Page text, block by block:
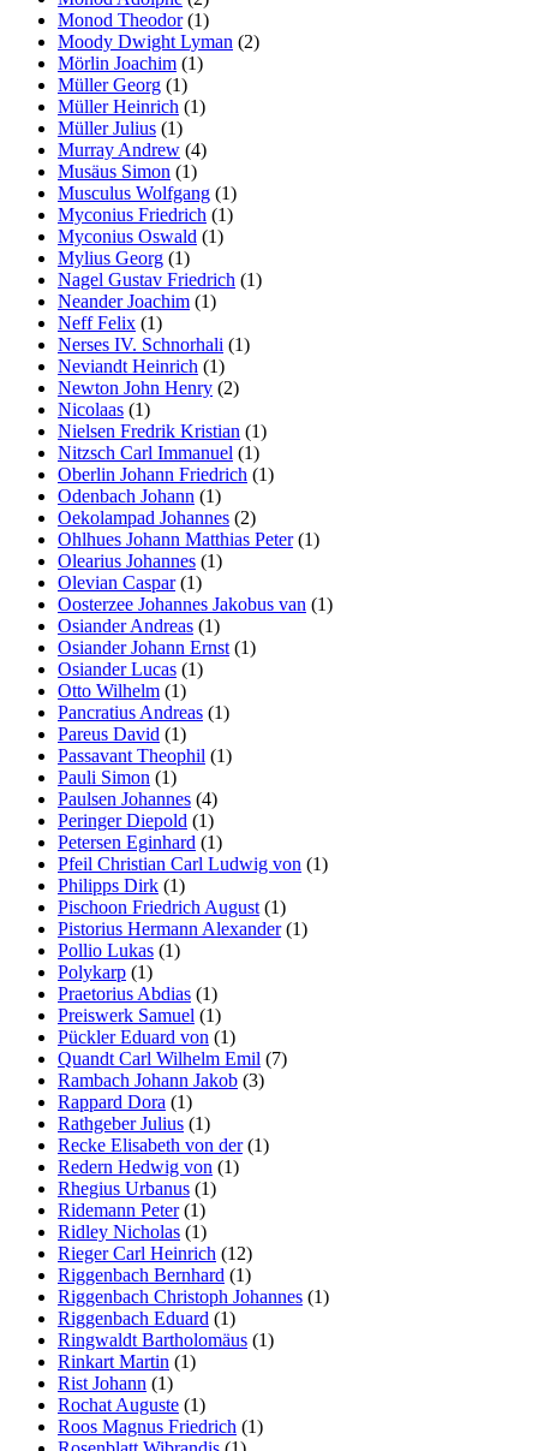
Monod Theodor(1)
Moody Dwight Lyman (2)
Mörlin Joachim (1)
Müller Georg (1)
Müller Heinrich (1)
Müller Julius (1)
Murray Andrew (4)
Musäus Simon (1)
Musculus Wolfgang (1)
Myconius Friedrich (1)
Myconius Oswald (1)
Mylius Georg (1)
Nagel Gustav Friedrich (1)
Neander Joachim (1)
Neff Felix (1)
Nerses IV. Schnorhali (1)
Neviandt Heinrich (1)
Newton John Henry (2)
Nicolaas (1)
Nielsen Fredrik Kristian (1)
Nitzsch Carl Immanuel (1)
Oberlin Johann Friedrich (1)
Odenbach Johann (1)
Oekolampad Johannes (2)
Ohlhues Johann Matthias Peter(1)
Olearius Johannes (1)
Olevian Caspar(1)
Oosterzee Johannes Jakobus van (1)
Osiander Andreas (1)
Osiander Johann Ernst (1)
Osiander Lucas (1)
Otto Wilhelm (1)
Pancratius Andreas (1)
Pareus David (1)
Passavant Theophil (1)
Pauli Simon (1)
Paulsen Johannes (4)
Peringer Diepold (1)
Petersen Eginhard (1)
Pfeil Christian Carl Ludwig von (1)
Philipps Dirk (1)
Pischoon Friedrich August (1)
Pistorius Hermann Alexander(1)
Pollio Lukas (1)
Polykarp (1)
Praetorius Abdias (1)
Preiswerk Samuel (1)
Pückler Eduard von (1)
Quandt Carl Wilhelm Emil (7)
Rambach Johann Jakob (3)
Rappard Dora (1)
Rathgeber Julius (1)
Recke Elisabeth von der(1)
Redern Hedwig von (1)
Rhegius Urbanus (1)
Ridemann Peter(1)
Ridley Nicholas (1)
Rieger Carl Heinrich (12)
Riggenbach Bernhard (1)
Riggenbach Christoph Johannes (1)
Riggenbach Eduard (1)
Ringwaldt Bartholomäus (1)
Rinkart Martin (1)
Rist Johann (1)
Rochat Auguste (1)
Roos Magnus Friedrich (1)